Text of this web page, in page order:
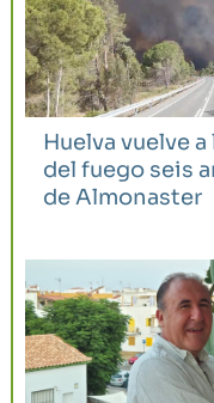
Huelva vuelve
del fuego seis
de Almonaster